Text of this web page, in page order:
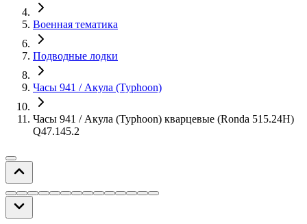
Военная тематика
Подводные лодки
Часы 941 / Акула (Typhoon)
Часы 941 / Акула (Typhoon) кварцевые (Ronda 515.24H)
Q47.145.2